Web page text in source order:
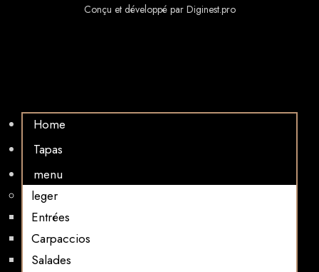
Conçu et développé par Diginest.pro
Home
Tapas
menu
leger
Entrées
Carpaccios
Salades